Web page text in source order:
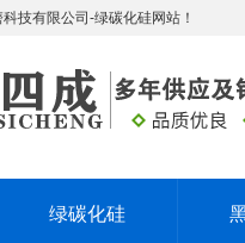
技有限公司-绿碳化硅网站！
绿碳化硅